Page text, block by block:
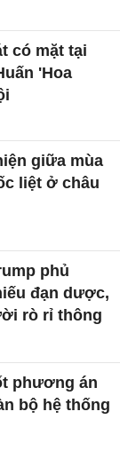
có mặt tại
'Hoa
giữa mùa
liệt ở châu
phủ
đạn dược,
rò rỉ thông
phương án
bộ hệ thống